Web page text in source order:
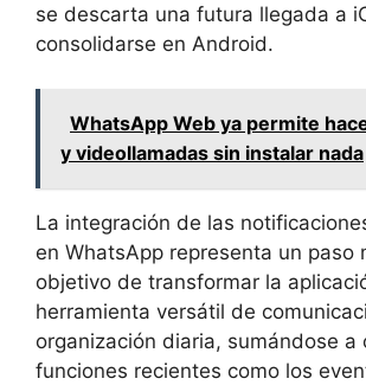
se descarta una futura llegada a
consolidarse en Android.
WhatsApp Web ya permite
y videollamadas sin instalar nada
La integración de las
en WhatsApp representa un paso
objetivo de transformar la
herramienta versátil de
organización diaria, sumándose a
funciones recientes como los